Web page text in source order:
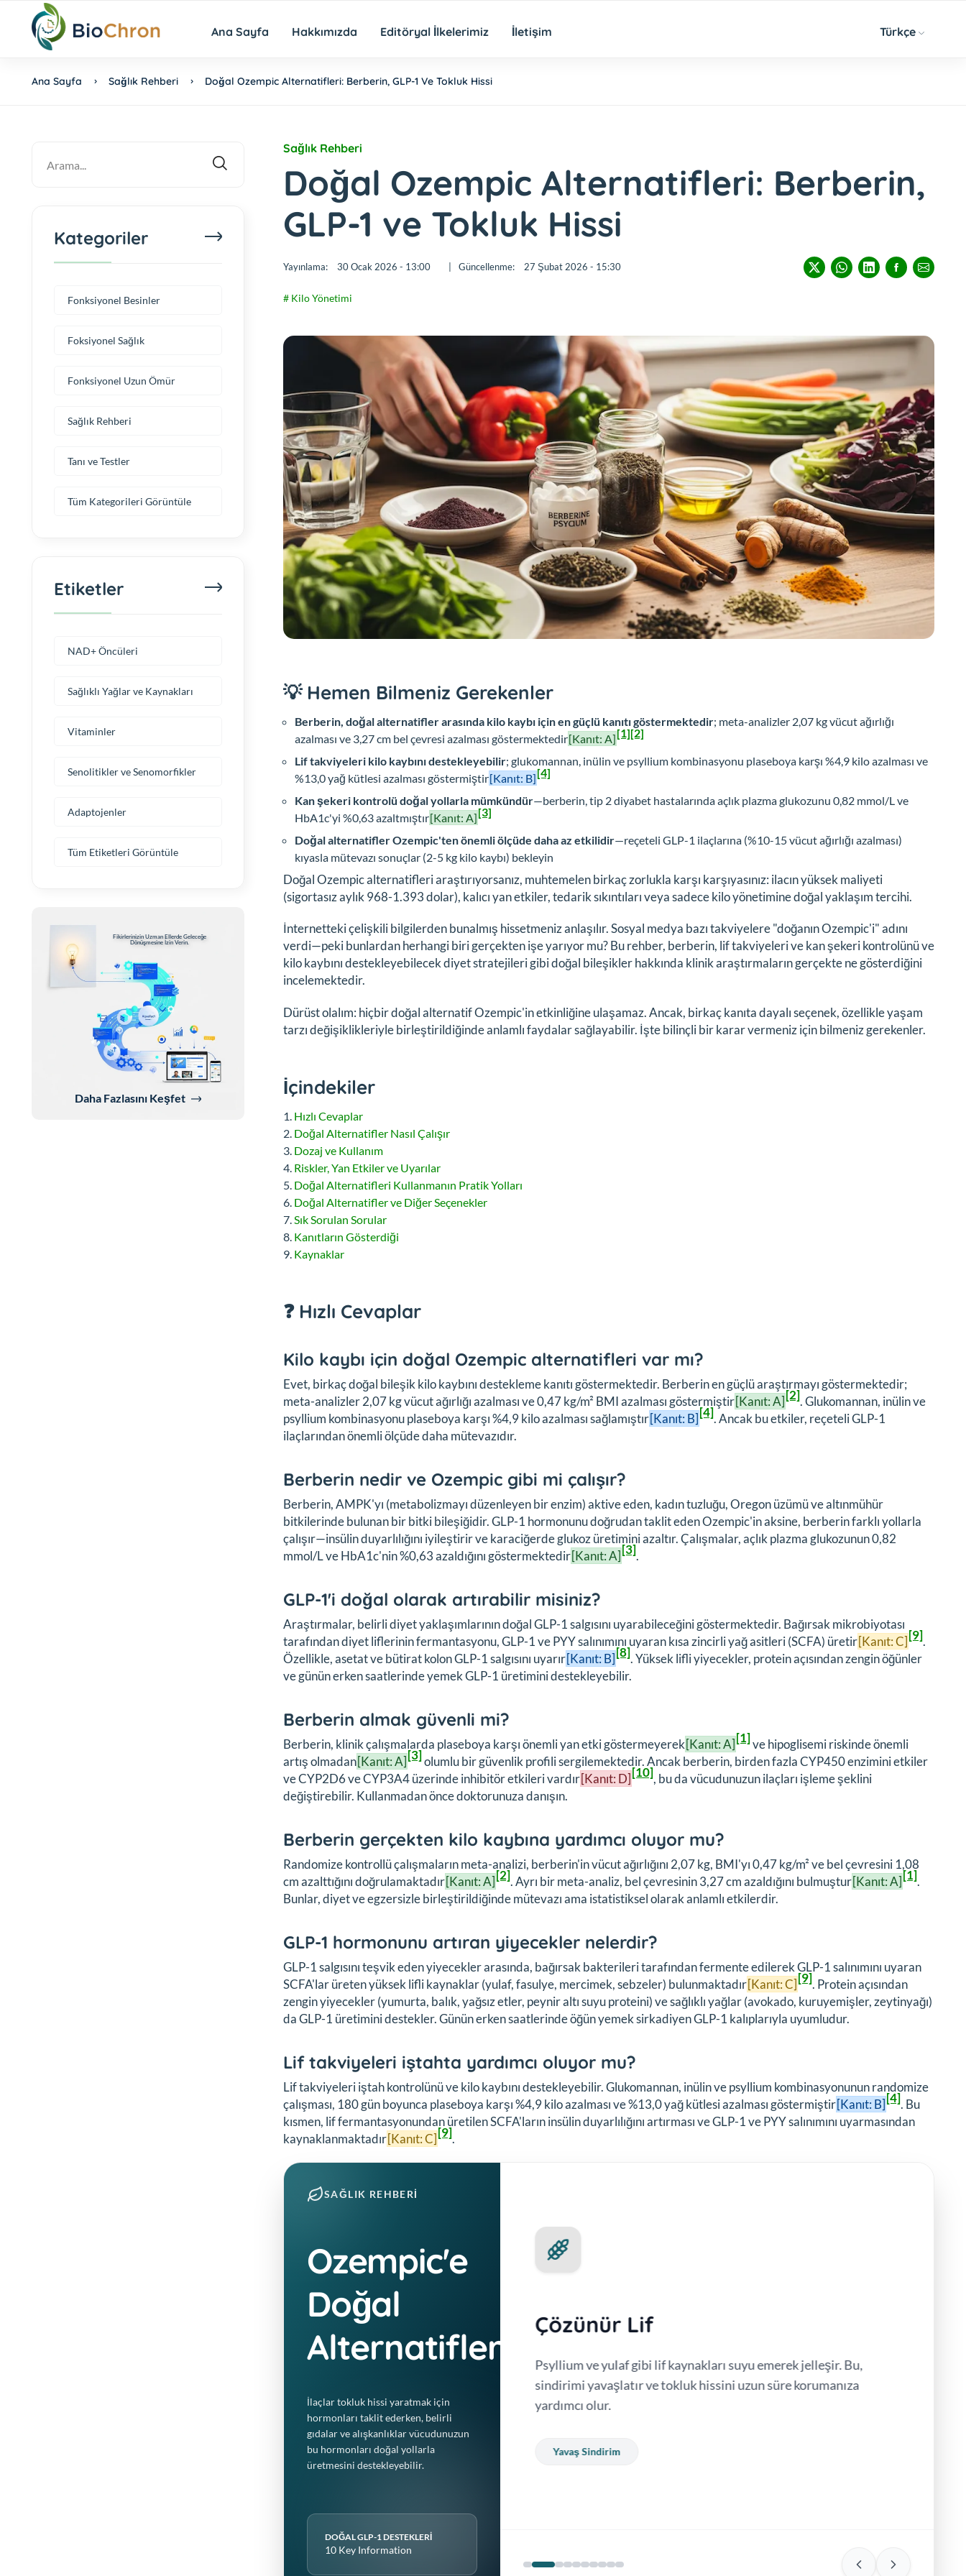
Ana Sayfa Hakkımızda Editöryal İlkelerimiz İletişim Türkçe
Ana Sayfa Sağlık Rehberi Doğal Ozempic Alternatifleri: Berberin, GLP-1 Ve Tokluk Hissi
Sağlık Rehberi
Doğal Ozempic Alternatifleri: Berberin,
GLP-1 ve Tokluk Hissi
Yayınlama: 30 Ocak 2026 - 13:00 Güncellenme: 27 Şubat 2026 - 15:30
# Kilo Yönetimi
💡 Hemen Bilmeniz Gerekenler
Berberin, doğal alternatifler arasında kilo kaybı için en güçlü kanıtı göstermektedir; meta-analizler 2,07 kg vücut ağırlığı
azalması ve 3,27 cm bel çevresi azalması göstermektedir[Kanıt: A][1][2]
Lif takviyeleri kilo kaybını destekleyebilir; glukomannan, inülin ve psyllium kombinasyonu plaseboya karşı %4,9 kilo azalması ve
%13,0 yağ kütlesi azalması göstermiştir[Kanıt: B][4]
Kan şekeri kontrolü doğal yollarla mümkündür—berberin, tip 2 diyabet hastalarında açlık plazma glukozunu 0,82 mmol/L ve
HbA1c'yi %0,63 azaltmıştır[Kanıt: A][3]
Doğal alternatifler Ozempic'ten önemli ölçüde daha az etkilidir—reçeteli GLP-1 ilaçlarına (%10-15 vücut ağırlığı azalması)
kıyasla mütevazı sonuçlar (2-5 kg kilo kaybı) bekleyin
Doğal Ozempic alternatifleri araştırıyorsanız, muhtemelen birkaç zorlukla karşı karşıyasınız: ilacın yüksek maliyeti
(sigortasız aylık 968-1.393 dolar), kalıcı yan etkiler, tedarik sıkıntıları veya sadece kilo yönetimine doğal yaklaşım tercihi.
İnternetteki çelişkili bilgilerden bunalmış hissetmeniz anlaşılır. Sosyal medya bazı takviyelere "doğanın Ozempic'i" adını
verdi—peki bunlardan herhangi biri gerçekten işe yarıyor mu? Bu rehber, berberin, lif takviyeleri ve kan şekeri kontrolünü ve
kilo kaybını destekleyebilecek diyet stratejileri gibi doğal bileşikler hakkında klinik araştırmaların gerçekte ne gösterdiğini
incelemektedir.
Dürüst olalım: hiçbir doğal alternatif Ozempic'in etkinliğine ulaşamaz. Ancak, birkaç kanıta dayalı seçenek, özellikle yaşam
tarzı değişiklikleriyle birleştirildiğinde anlamlı faydalar sağlayabilir. İşte bilinçli bir karar vermeniz için bilmeniz gerekenler.
İçindekiler
Hızlı Cevaplar
Doğal Alternatifler Nasıl Çalışır
Dozaj ve Kullanım
Riskler, Yan Etkiler ve Uyarılar
Doğal Alternatifleri Kullanmanın Pratik Yolları
Doğal Alternatifler ve Diğer Seçenekler
Sık Sorulan Sorular
Kanıtların Gösterdiği
Kaynaklar
❓ Hızlı Cevaplar
Kilo kaybı için doğal Ozempic alternatifleri var mı?
Evet, birkaç doğal bileşik kilo kaybını destekleme kanıtı göstermektedir. Berberin en güçlü araştırmayı göstermektedir;
meta-analizler 2,07 kg vücut ağırlığı azalması ve 0,47 kg/m² BMI azalması göstermiştir[Kanıt: A][2]. Glukomannan, inülin ve
psyllium kombinasyonu plaseboya karşı %4,9 kilo azalması sağlamıştır[Kanıt: B][4]. Ancak bu etkiler, reçeteli GLP-1
ilaçlarından önemli ölçüde daha mütevazıdır.
Berberin nedir ve Ozempic gibi mi çalışır?
Berberin, AMPK'yı (metabolizmayı düzenleyen bir enzim) aktive eden, kadın tuzluğu, Oregon üzümü ve altınmühür
bitkilerinde bulunan bir bitki bileşiğidir. GLP-1 hormonunu doğrudan taklit eden Ozempic'in aksine, berberin farklı yollarla
çalışır—insülin duyarlılığını iyileştirir ve karaciğerde glukoz üretimini azaltır. Çalışmalar, açlık plazma glukozunun 0,82
mmol/L ve HbA1c'nin %0,63 azaldığını göstermektedir[Kanıt: A][3].
GLP-1'i doğal olarak artırabilir misiniz?
Araştırmalar, belirli diyet yaklaşımlarının doğal GLP-1 salgısını uyarabileceğini göstermektedir. Bağırsak mikrobiyotası
tarafından diyet liflerinin fermantasyonu, GLP-1 ve PYY salınımını uyaran kısa zincirli yağ asitleri (SCFA) üretir[Kanıt: C][9].
Özellikle, asetat ve bütirat kolon GLP-1 salgısını uyarır[Kanıt: B][8]. Yüksek lifli yiyecekler, protein açısından zengin öğünler
ve günün erken saatlerinde yemek GLP-1 üretimini destekleyebilir.
Berberin almak güvenli mi?
Berberin, klinik çalışmalarda plaseboya karşı önemli yan etki göstermeyerek[Kanıt: A][1]ve hipoglisemi riskinde önemli
artış olmadan[Kanıt: A][3]olumlu bir güvenlik profili sergilemektedir. Ancak berberin, birden fazla CYP450 enzimini etkiler
ve CYP2D6 ve CYP3A4 üzerinde inhibitör etkileri vardır[Kanıt: D][10], bu da vücudunuzun ilaçları işleme şeklini
değiştirebilir. Kullanmadan önce doktorunuza danışın.
Berberin gerçekten kilo kaybına yardımcı oluyor mu?
Randomize kontrollü çalışmaların meta-analizi, berberin'in vücut ağırlığını 2,07 kg, BMI'yı 0,47 kg/m² ve bel çevresini 1,08
cm azalttığını doğrulamaktadır[Kanıt: A][2]. Ayrı bir meta-analiz, bel çevresinin 3,27 cm azaldığını bulmuştur[Kanıt: A][1].
Bunlar, diyet ve egzersizle birleştirildiğinde mütevazı ama istatistiksel olarak anlamlı etkilerdir.
GLP-1 hormonunu artıran yiyecekler nelerdir?
GLP-1 salgısını teşvik eden yiyecekler arasında, bağırsak bakterileri tarafından fermente edilerek GLP-1 salınımını uyaran
SCFA'lar üreten yüksek lifli kaynaklar (yulaf, fasulye, mercimek, sebzeler) bulunmaktadır[Kanıt: C][9]. Protein açısından
zengin yiyecekler (yumurta, balık, yağsız etler, peynir altı suyu proteini) ve sağlıklı yağlar (avokado, kuruyemişler, zeytinyağı)
da GLP-1 üretimini destekler. Günün erken saatlerinde öğün yemek sirkadiyen GLP-1 kalıplarıyla uyumludur.
Lif takviyeleri iştahta yardımcı oluyor mu?
Lif takviyeleri iştah kontrolünü ve kilo kaybını destekleyebilir. Glukomannan, inülin ve psyllium kombinasyonunun randomize
çalışması, 180 gün boyunca plaseboya karşı %4,9 kilo azalması ve %13,0 yağ kütlesi azalması göstermiştir[Kanıt: B][4]. Bu
kısmen, lif fermantasyonundan üretilen SCFA'ların insülin duyarlılığını artırması ve GLP-1 ve PYY salınımını uyarmasından
kaynaklanmaktadır[Kanıt: C][9].
SAĞLIK REHBERI
Ozempic'e
Doğal
Alternatifler
İlaçlar tokluk hissi yaratmak için
hormonları taklit ederken, belirli
gıdalar ve alışkanlıklar vücudunuzun
bu hormonları doğal yollarla
üretmesini destekleyebilir.
DOĞAL GLP-1 DESTEKLERI
10 Key Information
Ozempic, tokluk hissi veren GLP-1 hormonunu taklit eder. Doğal
Çözünür Lif
Psyllium ve yulaf gibi lif kaynakları suyu emerek jelleşir. Bu,
sindirimi yavaşlatır ve tokluk hissini uzun süre korumanıza
yardımcı olur.
Yavaş Sindirim
Kategoriler
Fonksiyonel Besinler
Foksiyonel Sağlık
Fonksiyonel Uzun Ömür
Sağlık Rehberi
Tanı ve Testler
Tüm Kategorileri Görüntüle
Etiketler
NAD+ Öncüleri
Sağlıklı Yağlar ve Kaynakları
Vitaminler
Senolitikler ve Senomorfikler
Adaptojenler
Tüm Etiketleri Görüntüle
Fikirlerinizin Uzman Ellerde Geleceğe
Dönüşmesine İzin Verin.
Daha Fazlasını Keşfet